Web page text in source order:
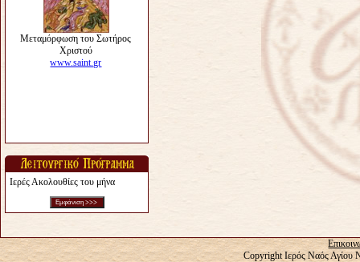
Ιερές Ακολουθίες του μήνα
Copyright Ιερός Ναός Αγίου